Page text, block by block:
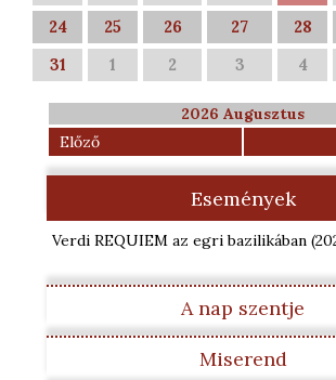
24
25 26 27 28
31
1 2 3 4
2026 Augusztus
Előző
Események
Verdi REQUIEM az egri bazilikában
A nap szentje
Miserend